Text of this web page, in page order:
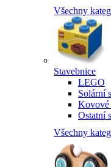
Všechny
Stavebnice
LEGO
Solární
Kovové
Ostatní
Všechny